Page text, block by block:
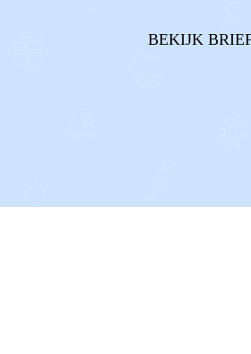
ZENUWACHTIGBEKIJK